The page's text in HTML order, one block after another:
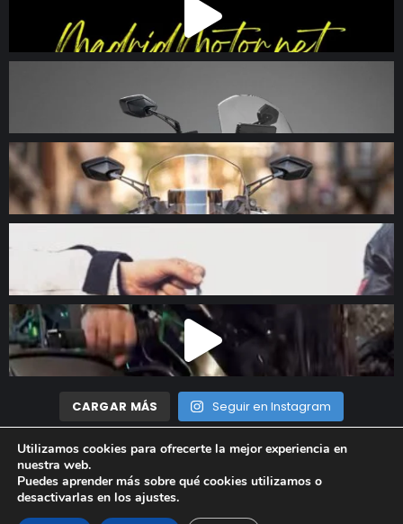
CARGAR MÁS Seguir en Instagram
Madrid Motor © 2023 Todos los derechos reservados |
Legal|Política de privacidad|
Utilizamos cookies para ofrecerte la mejor experiencia en
nuestra web.
Puedes aprender más sobre qué cookies utilizamos o
desactivarlas en los ajustes.